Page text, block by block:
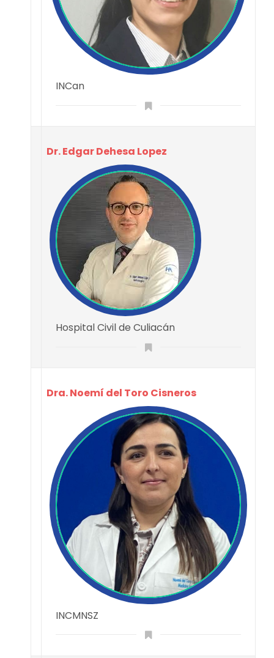
INCan
Dr. Edgar Dehesa Lopez
Hospital Civil de Culiacán
Dra. Noemí del Toro Cisneros
INCMNSZ